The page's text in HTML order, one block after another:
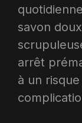
savon
arrêt
à un